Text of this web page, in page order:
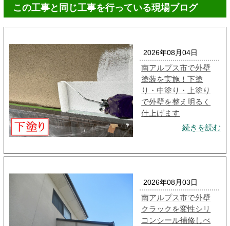
この工事と同じ工事を行っている現場ブログ
2026年08月04日
南アルプス市で外壁
塗装を実施！下塗
り・中塗り・上塗り
で外壁を整え明るく
仕上げます
続きを読む
2026年08月03日
南アルプス市で外壁
クラックを変性シリ
コンシール補修しべ